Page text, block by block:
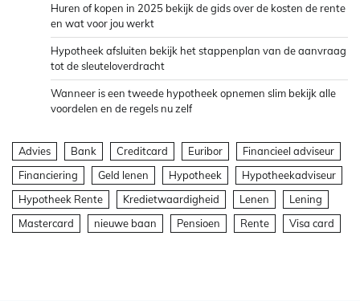
Huren of kopen in 2025 bekijk de gids over de kosten de rente
en wat voor jou werkt
Hypotheek afsluiten bekijk het stappenplan van de aanvraag
tot de sleuteloverdracht
Wanneer is een tweede hypotheek opnemen slim bekijk alle
voordelen en de regels nu zelf
Advies Bank Creditcard Euribor
Financieel adviseur
Financiering
Geld lenen Hypotheek
Hypotheekadviseur
Hypotheek Rente
Kredietwaardigheid Lenen
Lening
Mastercard
nieuwe baan Pensioen Rente Visa card